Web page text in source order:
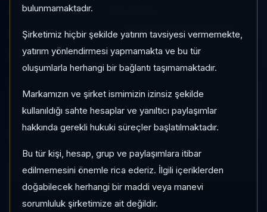
bulunmamaktadır.
Şirketimiz hiçbir şekilde yatırım tavsiyesi vermemekte,
yatırım yönlendirmesi yapmamakta ve bu tür
oluşumlarla herhangi bir bağlantı taşımamaktadır.
Markamızın ve şirket ismimizin izinsiz şekilde
kullanıldığı sahte hesaplar ve yanıltıcı paylaşımlar
hakkında gerekli hukuki süreçler başlatılmaktadır.
Bu tür kişi, hesap, grup ve paylaşımlara itibar
edilmemesini önemle rica ederiz. İlgili içeriklerden
doğabilecek herhangi bir maddi veya manevi
sorumluluk şirketimize ait değildir.
YBH Serbest
Son fiyat: 52,944601 TEFAS'ta İşlem Görüyor
Son işlem farkı:0 gün
1 AY VE 3 AY PERFORMANS
+%0,77
3 Ay:+%7,32
KATEGORI KONUMU
704/932
Momentum bazlı kategori içi sıra